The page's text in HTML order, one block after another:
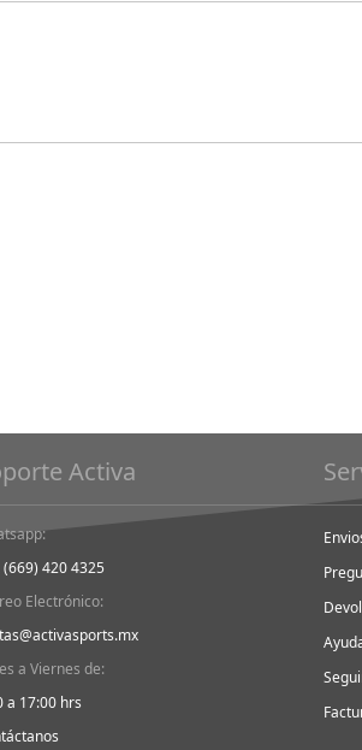
Activa
(669) 420 4325
Electrónico:
a Viernes de:
a 17:00 hrs